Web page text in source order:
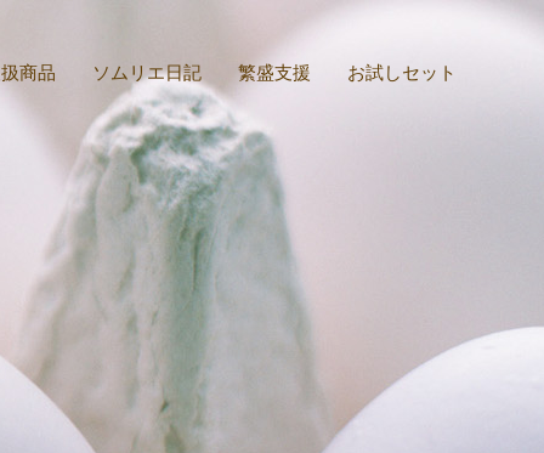
商品 ソムリエ日記 繁盛支援 お試しセット